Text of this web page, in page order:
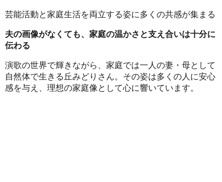
芸能活動と家庭生活を両立する姿に多くの共感が集まる
夫の画像がなくても、家庭の温かさと支え合いは十分に
伝わる
演歌の世界で輝きながら、家庭では一人の妻・母として
自然体で生きる丘みどりさん。その姿は多くの人に安心
感を与え、理想の家庭像として心に響いています。